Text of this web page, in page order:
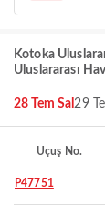
Kotoka
Uluslararası
28 Tem Sal29
Uçuş No.
P47751